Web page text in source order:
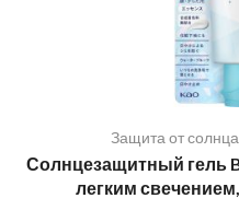
Защита от солнца
Солнцезащитный гель
легким